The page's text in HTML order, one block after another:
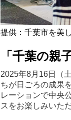
提供：千葉市を美
「千葉の親
2025年8月16日（
ちが日ごろの成果
レーションで中央
スをお楽しみいた